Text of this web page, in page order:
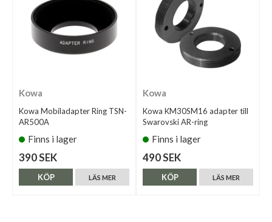
Kowa
Kowa Mobiladapter Ring TSN-
AR500A
Finns i lager
390 SEK
LÄS MER
KÖP
Kowa
Kowa KM30SM16 adapter till
Swarovski AR-ring
Finns i lager
490 SEK
LÄS MER
KÖP